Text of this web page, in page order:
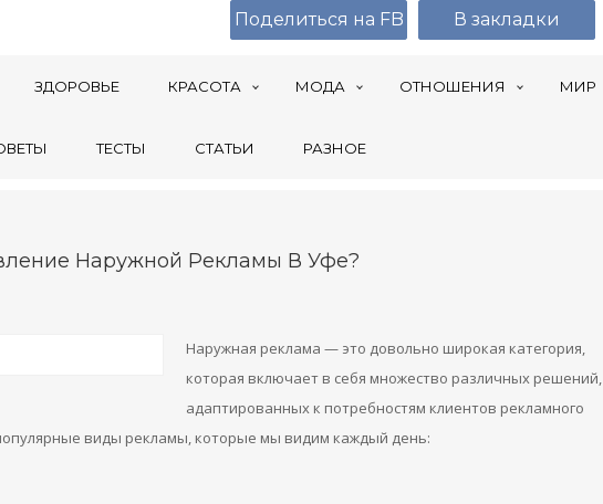
ЗДОРОВЬЕ КРАСОТА МОДА ОТНОШЕНИЯ МИР
ТЕСТЫ СТАТЬИ РАЗНОЕ
Наружной Рекламы В Уфе?
Наружная реклама — это довольно широкая категория,
которая включает в себя множество различных решений,
адаптированных к потребностям клиентов рекламного
виды рекламы, которые мы видим каждый день:
Поделиться на FB В закладки